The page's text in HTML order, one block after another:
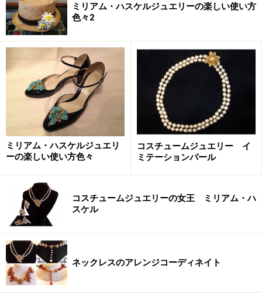
ミリアム・ハスケルジュエリーの楽しい使い方
色々2
ミリアム・ハスケルジュエリ
ーの楽しい使い方色々
コスチュームジュエリー イ
ミテーションパール
コスチュームジュエリーの女王 ミリアム・ハ
スケル
ネックレスのアレンジコーディネイト